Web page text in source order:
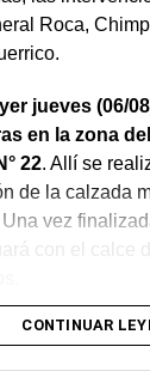
Roca,
jueves (06/
en la zona
22. Allí se
de la calzada
vez
con el calce
CONTINUAR